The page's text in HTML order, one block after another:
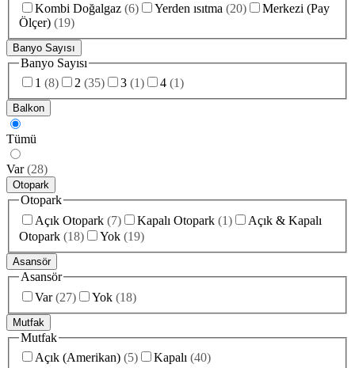
Kombi Doğalgaz (6) Yerden ısıtma (20)
Merkezi (Pay
Ölçer) (19)
Banyo Sayısı
Banyo Sayısı
1 (8) 2 (35) 3 (1) 4 (1)
Balkon
Tümü
Var (28)
Otopark
Otopark
Açık Otopark (7) Kapalı Otopark (1)
Açık & Kapalı
Otopark (18) Yok (19)
Asansör
Asansör
Var (27) Yok (18)
Mutfak
Mutfak
Açık (Amerikan) (5) Kapalı (40)